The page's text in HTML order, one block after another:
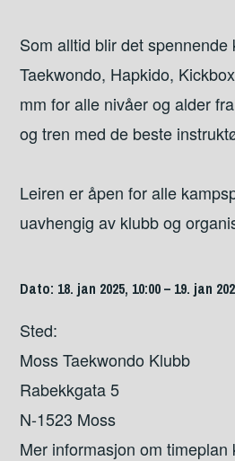
Som alltid blir det spennende
Taekwondo, Hapkido,
mm for alle nivåer og alder
og tren med de beste
Leiren er åpen for alle
uavhengig av klubb og
Dato: 18. jan 2025, 10:00 – 19. jan
Sted:
Moss Taekwondo Klubb
Rabekkgata 5
N-1523 Moss
Mer informasjon om timeplan